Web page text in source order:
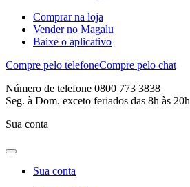
Comprar na loja
Vender no Magalu
Baixe o aplicativo
Compre pelo telefoneCompre pelo chat
Número de telefone 0800 773 3838
Seg. à Dom. exceto feriados das 8h às 20h
Sua conta
Sua conta